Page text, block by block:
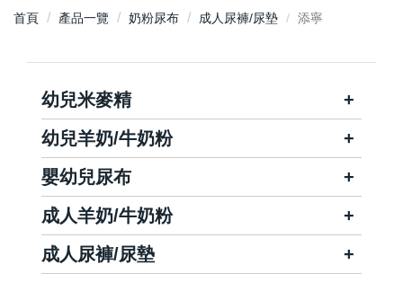
首頁 產品一覽 奶粉尿布 成人尿褲/尿墊 添寧
幼兒米麥精
幼兒羊奶/牛奶粉
嬰幼兒尿布
成人羊奶/牛奶粉
成人尿褲/尿墊